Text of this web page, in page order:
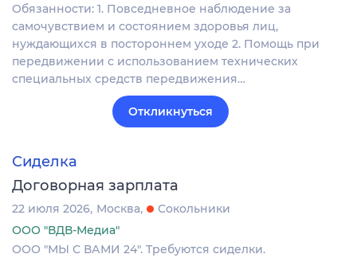
Обязанности: 1. Повседневное наблюдение за
самочувствием и состоянием здоровья лиц,
нуждающихся в постороннем уходе 2. Помощь при
передвижении с использованием технических
специальных средств передвижения…
Откликнуться
Сиделка
Договорная зарплата
22 июля 2026 Москва
Сокольники
ООО "ВДВ-Медиа"
ООО "МЫ С ВАМИ 24". Требуются сиделки.